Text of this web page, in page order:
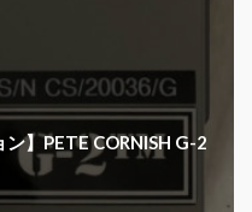
】PETE CORNISH G-2